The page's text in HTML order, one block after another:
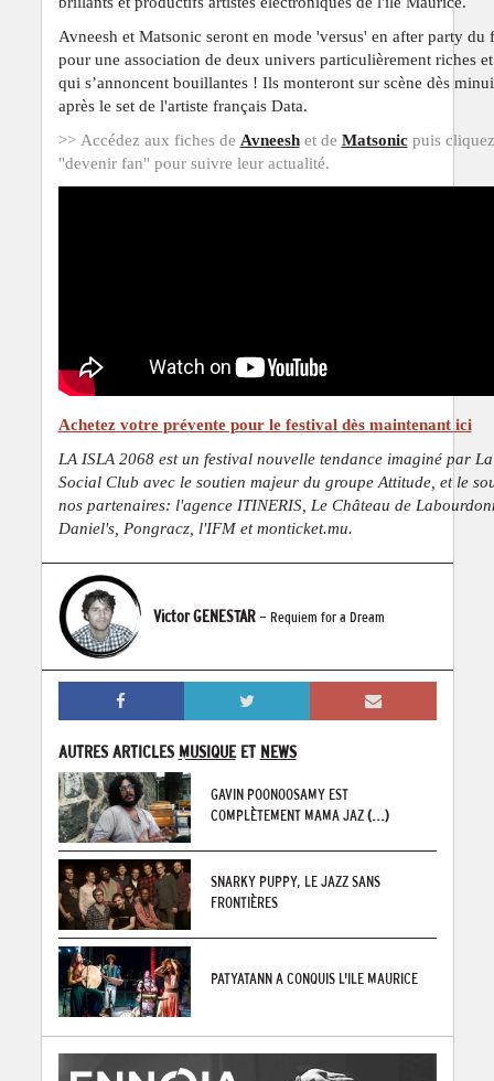
Avneesh et Matsonic seront en mode 'versus' en after party du
pour une association de deux univers particulièrement riches
qui s’annoncent bouillantes ! Ils monteront sur scène dès
après le set de l'artiste français Data.
>> Accédez aux fiches de Avneeshet de Matsonicpuis
"devenir fan" pour suivre leur actualité.
Achetez votre prévente pour le festival dès maintenant ici
LA ISLA 2068 est un festival nouvelle tendance imaginé par
Social Club avec le soutien majeur du groupe Attitude, et le
nos partenaires: l'agence ITINERIS, Le Château de
Daniel's, Pongracz, l'IFM et monticket.mu.
Victor GENESTAR - Requiem for a Dream
AUTRES ARTICLES MUSIQUEET NEWS
GAVIN POONOOSAMY EST
COMPLÈTEMENT MAMA JAZ(...)
SNARKY PUPPY, LE JAZZ SANS
FRONTIÈRES
PATYATANN A CONQUIS L'ILE MAURICE